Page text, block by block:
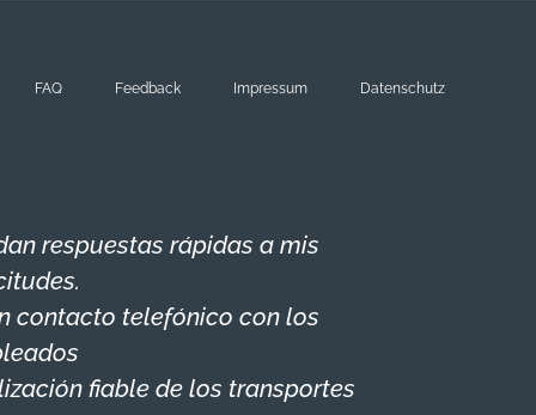
FAQ Feedback Impressum Datenschutz
respuestas rápidas a mis
contacto telefónico con los
fiable de los transportes